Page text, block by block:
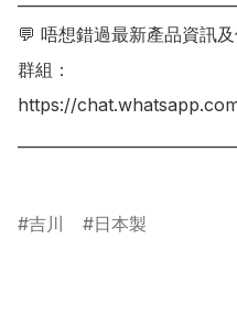
💬 唔想錯過最新產品資訊
群組：
https://
吉川 日本製